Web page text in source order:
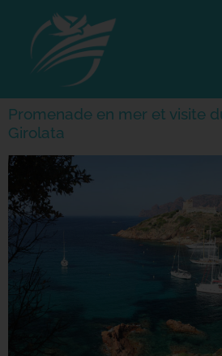
Promenade en mer et visite
Girolata